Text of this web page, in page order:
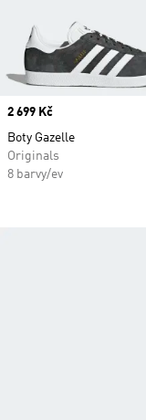
Price
2 699 Kč
Boty Gazelle
Originals
8 barvy/ev